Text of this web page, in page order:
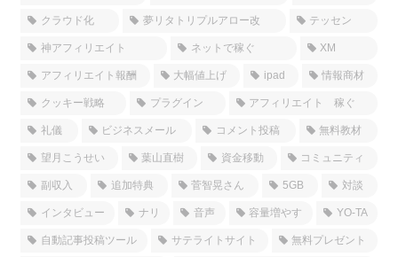
クラウド化 夢リタトリプルアロー改 テッセン
神アフィリエイト ネットで稼ぐ XM
アフィリエイト報酬 大幅値上げ ipad 情報商材
クッキー戦略 プラグイン アフィリエイト 稼ぐ
礼儀 ビジネスメール コメント投稿 無料教材
望月こうせい 葉山直樹 資金移動 コミュニティ
副収入 追加特典 菅智晃さん 5GB 対談
インタビュー ナリ 音声 容量増やす YO-TA
自動記事投稿ツール サテライトサイト 無料プレゼント